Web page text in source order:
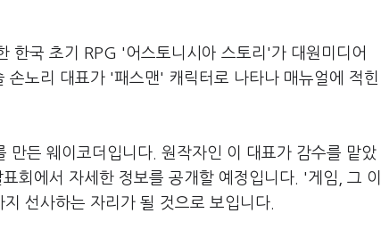
한국 초기 RPG '어스토니시아 스토리'가 대원미디어
노리 대표가 '패스맨' 캐릭터로 나타나 매뉴얼에 적힌
만든 웨이코더입니다. 원작자인 이 대표가 감수를 맡았
회에서 자세한 정보를 공개할 예정입니다. '게임, 그 이
선사하는 자리가 될 것으로 보입니다.